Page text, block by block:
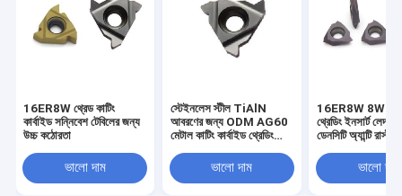
16ER8W থ্রেড কাটিং
কার্বাইড সন্নিবেশ টেবিলের জন্য
উচ্চ কঠোরতা
ভালো দাম
স্টেইনলেস স্টীল TiAlN
আবরণের জন্য ODM AG60
মেটাল কাটিং কার্বাইড থ্রেডিং
ভালো দাম
16ER8W 8W
থ্রেডিং ইনসার্ট লেদার
ডেনসিটি অ্যান্টি রাস্ট
ভালো দাম